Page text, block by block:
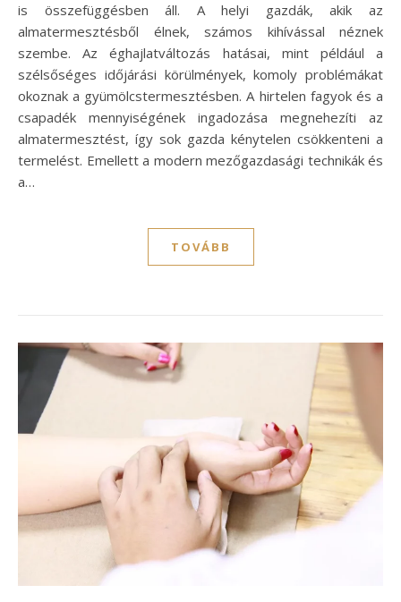
is összefüggésben áll. A helyi gazdák, akik az
almatermesztésből élnek, számos kihívással néznek
szembe. Az éghajlatváltozás hatásai, mint például a
szélsőséges időjárási körülmények, komoly problémákat
okoznak a gyümölcstermesztésben. A hirtelen fagyok és a
csapadék mennyiségének ingadozása megnehezíti az
almatermesztést, így sok gazda kénytelen csökkenteni a
termelést. Emellett a modern mezőgazdasági technikák és
a…
TOVÁBB